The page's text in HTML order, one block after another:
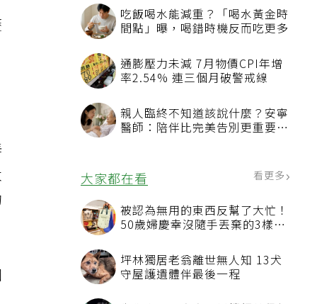
吃飯喝水能減重？「喝水黃金時
間點」曝，喝錯時機反而吃更多
通膨壓力未減 7月物價CPI年增
率2.54% 連三個月破警戒線
親人臨終不知道該說什麼？安寧
醫師：陪伴比完美告別更重要，
大家都在看
被認為無用的東西反幫了大忙！
50歲婦慶幸沒隨手丟棄的3樣物
坪林獨居老翁離世無人知 13犬
守屋護遺體伴最後一程